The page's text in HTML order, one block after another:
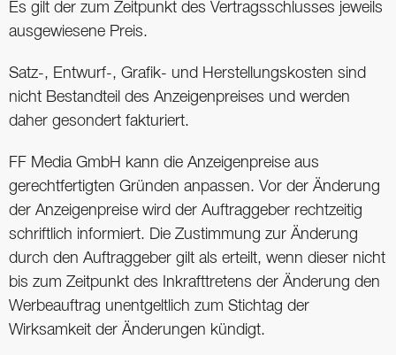
Es gilt der zum Zeitpunkt des Vertragsschlusses jeweils
ausgewiesene Preis.
Satz-, Entwurf-, Grafik- und Herstellungskosten sind
nicht Bestandteil des Anzeigenpreises und werden
daher gesondert fakturiert.
FF Media GmbH kann die Anzeigenpreise aus
gerechtfertigten Gründen anpassen. Vor der Änderung
der Anzeigenpreise wird der Auftraggeber rechtzeitig
schriftlich informiert. Die Zustimmung zur Änderung
durch den Auftraggeber gilt als erteilt, wenn dieser nicht
bis zum Zeitpunkt des Inkrafttretens der Änderung den
Werbeauftrag unentgeltlich zum Stichtag der
Wirksamkeit der Änderungen kündigt.